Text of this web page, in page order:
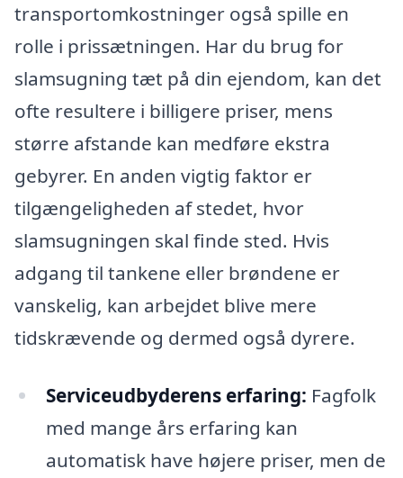
transportomkostninger også spille en
rolle i prissætningen. Har du brug for
slamsugning tæt på din ejendom, kan det
ofte resultere i billigere priser, mens
større afstande kan medføre ekstra
gebyrer. En anden vigtig faktor er
tilgængeligheden af stedet, hvor
slamsugningen skal finde sted. Hvis
adgang til tankene eller brøndene er
vanskelig, kan arbejdet blive mere
tidskrævende og dermed også dyrere.
Serviceudbyderens erfaring: Fagfolk
med mange års erfaring kan
automatisk have højere priser, men de